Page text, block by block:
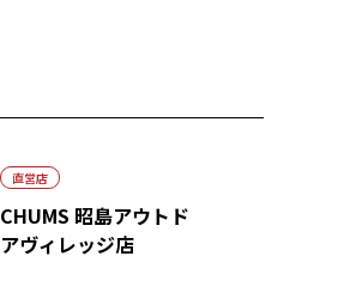
直営店
CHUMS 昭島アウトド
アヴィレッジ店